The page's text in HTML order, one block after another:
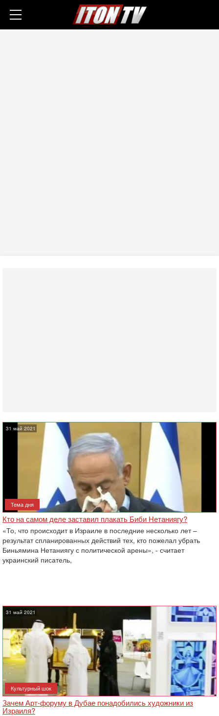
31 май 2021
Тема дня
Кто на самом деле заставил плакать Биби Нетаниягу?
«То, что происходит в Израиле в последние несколько лет –
результат спланированных действий тех, кто пожелал убрать
Биньямина Нетаниягу с политической арены», - считает
украинский писатель,
31 май 2021
Культурный шок
Зачем Арт-форуму в Дубае понадобились художники из
Израиля?